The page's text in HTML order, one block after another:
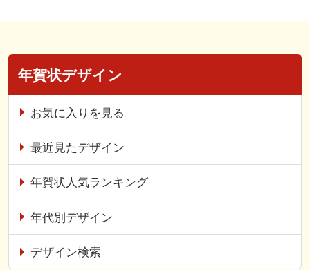
年賀状デザイン
お気に入りを見る
最近見たデザイン
年賀状人気ランキング
年代別デザイン
デザイン検索